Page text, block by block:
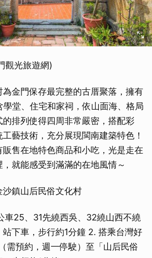
觀光旅遊網)
為金門保存最完整的古厝聚落，擁有
學堂、住宅和家祠，依山面海、格局
的排列使得四周非常嚴密，搭配彩
藝技術，充分展現閩南建築特色！
售在地特色商品和小吃，光是走在
就能感受到滿滿的在地風情～
沙鎮山后民俗文化村
車25、31先繞西吳、32繞山西不繞
站下車，步行約1分鐘 2. 搭乘台灣好
需預約，週一停駛）至「山后民俗